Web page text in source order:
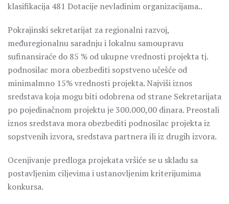
klasifikacija 481 Dotacije nevladinim organizacijama..
Pokrajinski sekretarijat za regionalni razvoj,
međuregionalnu saradnju i lokalnu samoupravu
sufinansiraće do 85 % od ukupne vrednosti projekta tj.
podnosilac mora obezbediti sopstveno učešće od
minimalmno 15% vrednosti projekta. Najviši iznos
sredstava koja mogu biti odobrena od strane Sekretarijata
po pojedinačnom projektu je 300.000,00 dinara. Preostali
iznos sredstava mora obezbediti podnosilac projekta iz
sopstvenih izvora, sredstava partnera ili iz drugih izvora.
Ocenjivanje predloga projekata vršiće se u skladu sa
postavljenim ciljevima i ustanovljenim kriterijumima
konkursa.